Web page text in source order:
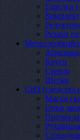
Горелки
Резаки
Круги
Сверла
Щетки
СИЗ (средства
Маски
Очки
Прочая